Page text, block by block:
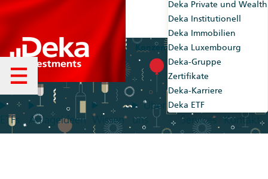
Konzernseiten
Deka Private und Wealth
Deka Institutionell
Deka Immobilien
Deka Luxembourg
Deka-Gruppe
Zertifikate
Deka-Karriere
Deka ETF
Market-Maker
Menü öffnen
ETFs Anlageideen Wissen
Über
uns
Services Kontakt